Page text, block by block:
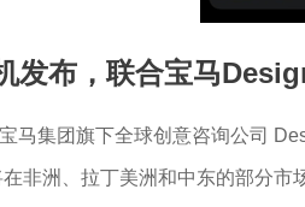
发布，联合宝马
马集团旗下全球创意咨询公司
非洲、拉丁美洲和中东的部分市